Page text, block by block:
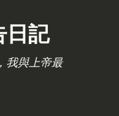
日記
我與上帝最